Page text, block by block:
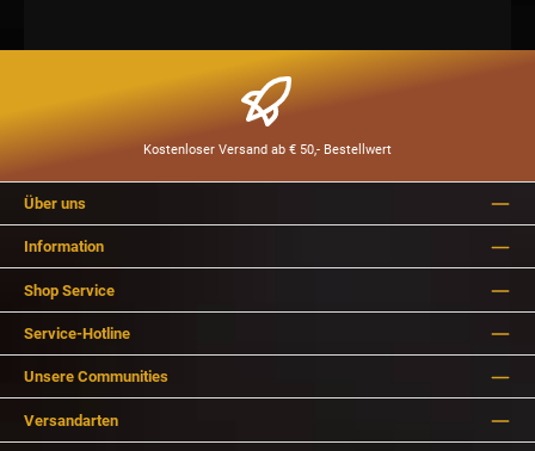
Kostenloser Versand ab € 50,- Bestellwert
Über uns
Information
Shop Service
Service-Hotline
Unsere Communities
Versandarten